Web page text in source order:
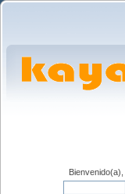
Bienvenido(a),